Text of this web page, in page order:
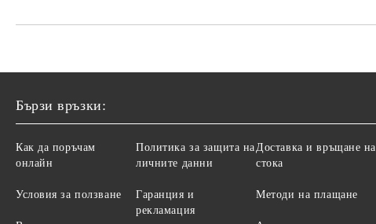
Бързи връзки:
Как да поръчам
онлайн
Условия за ползване
Политика за защита на
личните данни
Гаранция и
рекламация
Доставка и връщане на
стока
Методи на плащане